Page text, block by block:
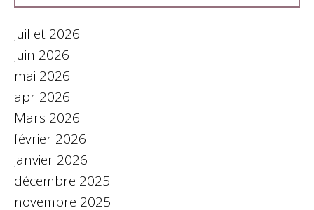
juillet 2026
juin 2026
mai 2026
apr 2026
Mars 2026
février 2026
janvier 2026
décembre 2025
novembre 2025